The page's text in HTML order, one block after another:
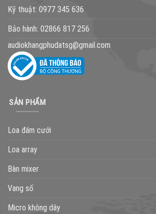
Kỹ thuật: 0977 345 636
Bảo hành: 02866 817 256
audiokhangphudatsg@gmail.com
SẢN PHẨM
Loa đám cưới
Loa array
Bàn mixer
Vang số
Micro không dây